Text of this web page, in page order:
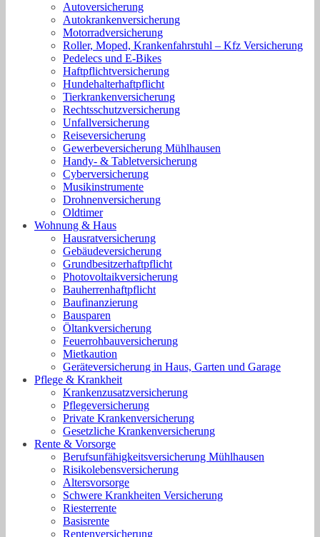
Autoversicherung
Autokrankenversicherung
Motorradversicherung
Roller, Moped, Krankenfahrstuhl – Kfz Versicherung
Pedelecs und E-Bikes
Haftpflichtversicherung
Hundehalterhaftpflicht
Tierkrankenversicherung
Rechtsschutzversicherung
Unfallversicherung
Reiseversicherung
Gewerbeversicherung Mühlhausen
Handy- & Tabletversicherung
Cyberversicherung
Musikinstrumente
Drohnenversicherung
Oldtimer
Wohnung & Haus
Hausratversicherung
Gebäudeversicherung
Grundbesitzerhaftpflicht
Photovoltaikversicherung
Bauherrenhaftpflicht
Baufinanzierung
Bausparen
Öltankversicherung
Feuerrohbauversicherung
Mietkaution
Geräteversicherung in Haus, Garten und Garage
Pflege & Krankheit
Krankenzusatzversicherung
Pflegeversicherung
Private Krankenversicherung
Gesetzliche Krankenversicherung
Rente & Vorsorge
Berufs­unfähigkeitsversicherung Mühlhausen
Risikolebensversicherung
Altersvorsorge
Schwere Krankheiten Versicherung
Riesterrente
Basisrente
Rentenversicherung